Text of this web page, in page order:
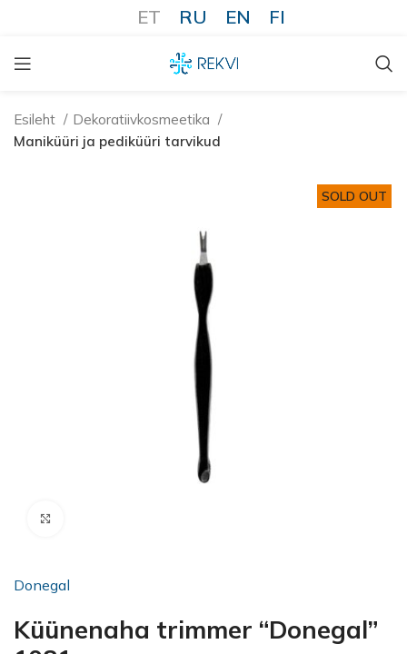
ET RU EN FI
Esileht
Dekoratiivkosmeetika
Maniküüri ja pediküüri tarvikud
SOLD OUT
Donegal
Küünenaha trimmer “Donegal”